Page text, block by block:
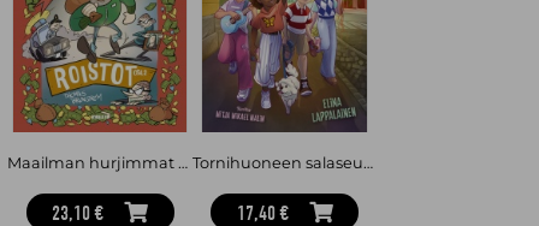
Maailman hurjimmat roistot – osa 2
23,10 €
Tornihuoneen salaseura. Vallan jäljillä
17,40 €